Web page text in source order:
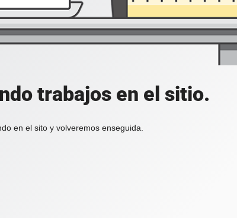
trabajos en el sitio.
en el sito y volveremos enseguida.